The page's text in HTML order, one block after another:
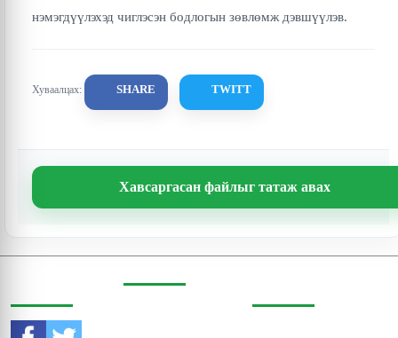
нэмэгдүүлэхэд чиглэсэн бодлогын зөвлөмж дэвшүүлэв.
Хуваалцах: SHARE TWITT
Хавсаргасан файлыг татаж авах